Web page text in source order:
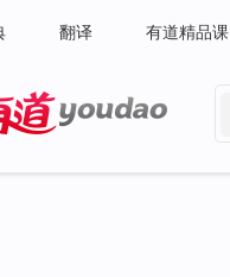
翻译 有道精品课